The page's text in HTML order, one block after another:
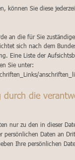
können Sie diese
an die für Sie
sich nach dem
Eine Liste der
Sie unter:
durch die
nur zu den in dieser
persönlichen Daten an
Ihre persönlichen